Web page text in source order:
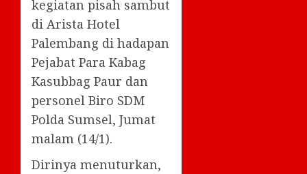
kegiatan pisah sambut
di Arista Hotel
Palembang di hadapan
Pejabat Para Kabag
Kasubbag Paur dan
personel Biro SDM
Polda Sumsel, Jumat
malam (14/1).
Dirinya menuturkan,